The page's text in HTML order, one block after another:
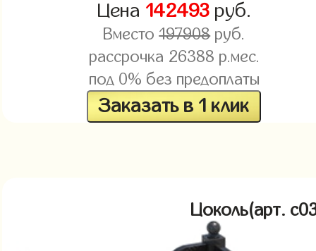
Цена 142493руб.
Вместо197908руб.
рассрочка 26388 р.мес.
под 0% без предоплаты
Заказать в 1 клик
Цоколь(арт.